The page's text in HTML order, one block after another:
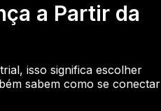
a Partir da
isso significa escolher
sabem como se conectar